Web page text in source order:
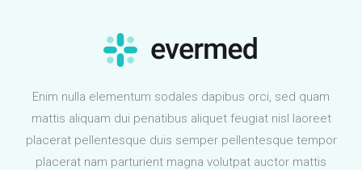
Enim nulla elementum sodales dapibus orci, sed quam
mattis aliquam dui penatibus aliquet feugiat nisl laoreet
placerat pellentesque duis semper pellentesque tempor
placerat nam parturient magna volutpat auctor mattis